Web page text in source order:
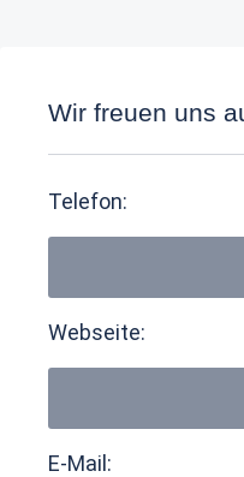
Wir freuen uns
Telefon:
Webseite:
E-Mail: